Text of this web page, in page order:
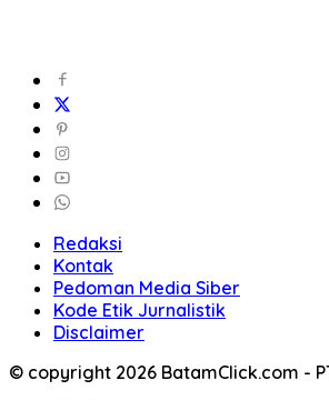
Redaksi
Kontak
Pedoman Media Siber
Kode Etik Jurnalistik
Disclaimer
© copyright 2026 BatamClick.com -